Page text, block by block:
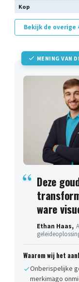
Kop
Bekijk de overige
MENING VAN
Deze
ware
Ethan Haas,
Waarom wij het
Onberispelijke
merkimago